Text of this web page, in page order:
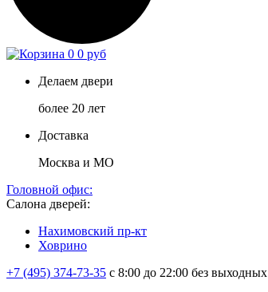
0 0 руб
Делаем двери
более 20 лет
Доставка
Москва и МО
Головной офис:
Салона дверей:
Нахимовский пр-кт
Ховрино
+7 (495) 374-73-35 с 8:00 до 22:00 без выходных